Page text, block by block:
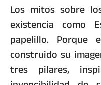
Los mitos sobre
existencia como
papelillo. Porque
construido su
tres pilares,